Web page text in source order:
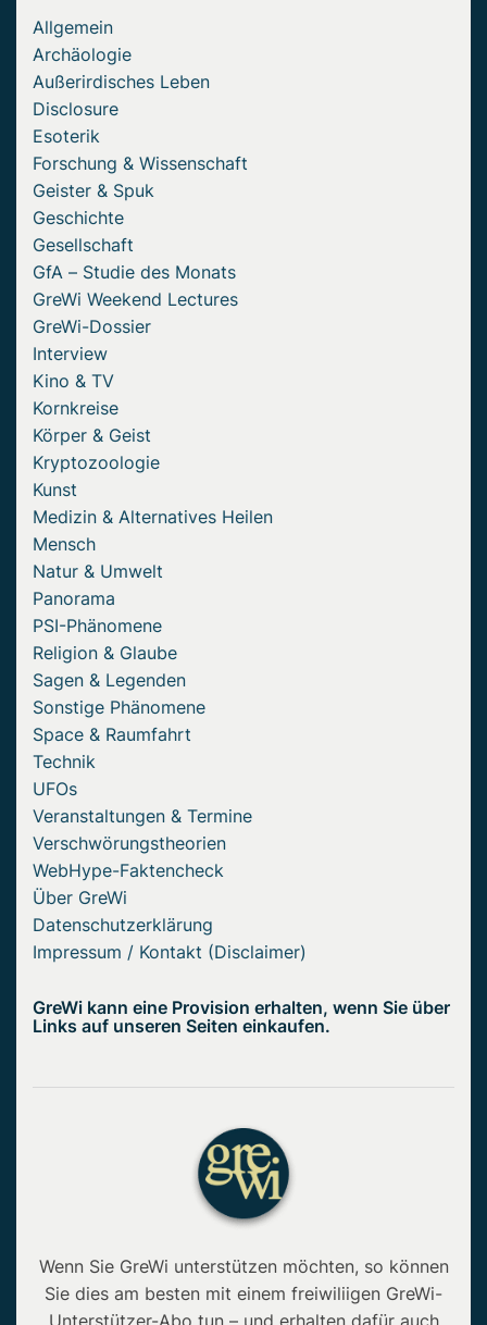
Allgemein
Archäologie
Außerirdisches Leben
Disclosure
Esoterik
Forschung & Wissenschaft
Geister & Spuk
Geschichte
Gesellschaft
GfA – Studie des Monats
GreWi Weekend Lectures
GreWi-Dossier
Interview
Kino & TV
Kornkreise
Körper & Geist
Kryptozoologie
Kunst
Medizin & Alternatives Heilen
Mensch
Natur & Umwelt
Panorama
PSI-Phänomene
Religion & Glaube
Sagen & Legenden
Sonstige Phänomene
Space & Raumfahrt
Technik
UFOs
Veranstaltungen & Termine
Verschwörungstheorien
WebHype-Faktencheck
Über GreWi
Datenschutzerklärung
Impressum / Kontakt (Disclaimer)
GreWi kann eine Provision erhalten, wenn Sie über
Links auf unseren Seiten einkaufen.
Wenn Sie GreWi unterstützen möchten, so können
Sie dies am besten mit einem freiwiliigen GreWi-
Unterstützer-Abo tun – und erhalten dafür auch